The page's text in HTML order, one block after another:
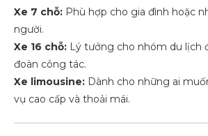
Xe 7 chỗ: Phù hợp cho gia đình hoặc
người.
Xe 16 chỗ: Lý tưởng cho nhóm du lịch
đoàn công tác.
Xe limousine: Dành cho những ai
vụ cao cấp và thoải mái.